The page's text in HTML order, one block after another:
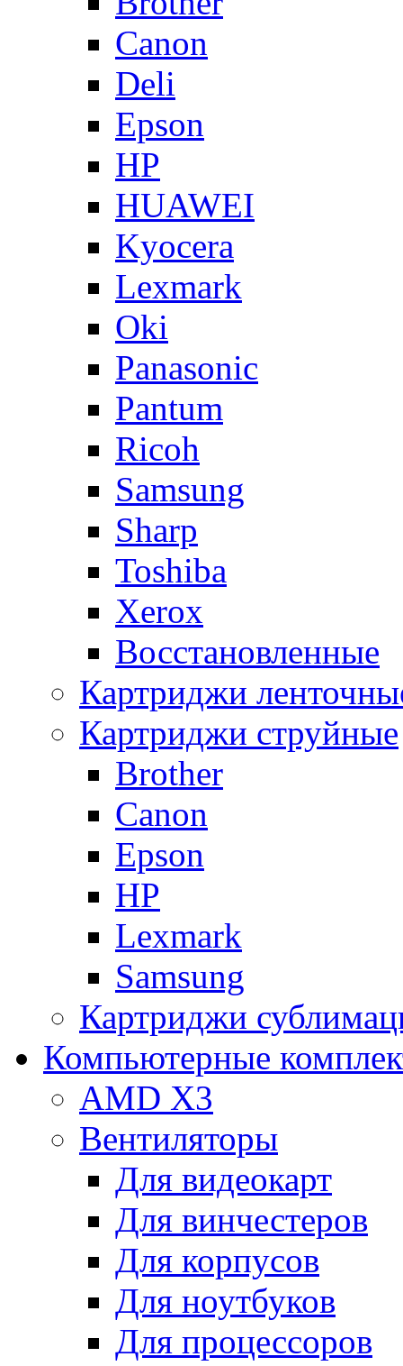
Canon
Deli
Epson
HP
HUAWEI
Kyocera
Lexmark
Oki
Panasonic
Pantum
Ricoh
Samsung
Sharp
Toshiba
Xerox
Восстановленные
Картриджи
Картриджи струйные
Brother
Canon
Epson
HP
Lexmark
Samsung
Картриджи
Компьютерные
AMD X3
Вентиляторы
Для видеокарт
Для винчестеров
Для корпусов
Для ноутбуков
Для процессоров